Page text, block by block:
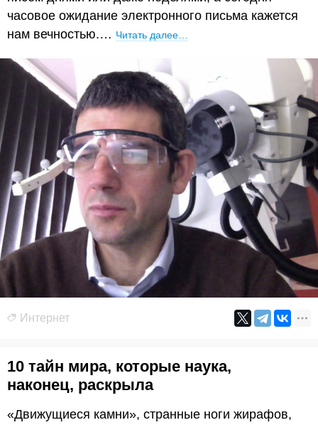
часовое ожидание электронного письма кажется
нам вечностью.… Читать далее…
Интернет
10 тайн мира, которые наука,
наконец, раскрыла
«Движущиеся камни», странные ноги жирафов,